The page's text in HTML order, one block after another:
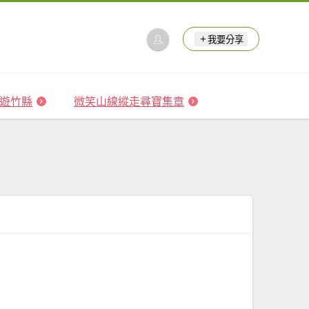
我要分享
竹縣 微笑山線縱走尋寶集章